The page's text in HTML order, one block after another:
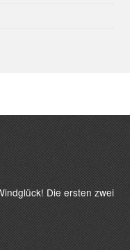
Die ersten zwei